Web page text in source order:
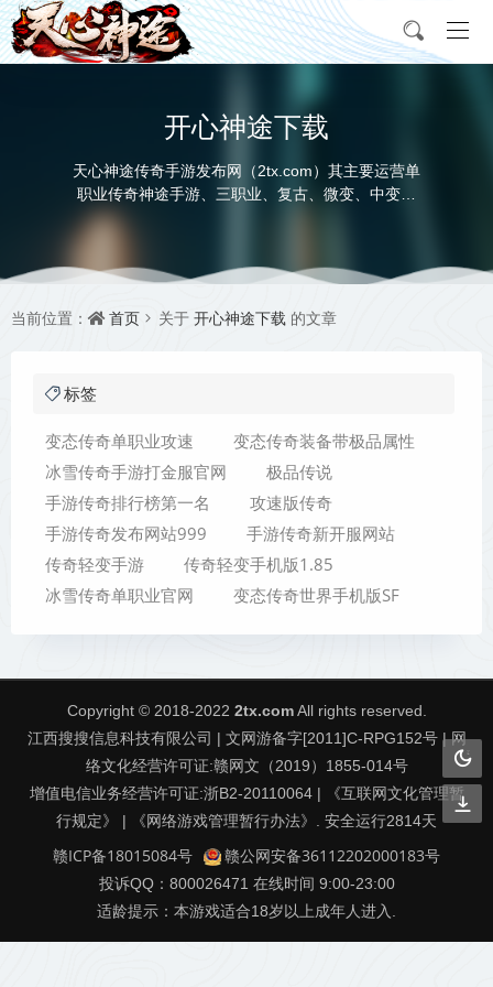
开心神途下载
天心神途传奇手游发布网（2tx.com）其主要运营单
职业传奇神途手游、三职业、复古、微变、中变、
超变、合击、迷失等多种版本，充分满足玩家对不
家都能找到自己喜欢的神途传奇手游版本。
当前位置： 首页 关于 开心神途下载 的文章
标签
变态传奇单职业攻速
变态传奇装备带极品属性
冰雪传奇手游打金服官网
极品传说
手游传奇排行榜第一名
攻速版传奇
手游传奇发布网站999
手游传奇新开服网站
传奇轻变手游
传奇轻变手机版1.85
冰雪传奇单职业官网
变态传奇世界手机版SF
Copyright © 2018-2022 2tx.comAll rights reserved.
江西搜搜信息科技有限公司 | 文网游备字[2011]C-RPG152号 | 网
络文化经营许可证:赣网文（2019）1855-014号
增值电信业务经营许可证:浙B2-20110064 | 《互联网文化管理暂
行规定》 | 《网络游戏管理暂行办法》. 安全运行2814天
赣ICP备18015084号 赣公网安备36112202000183号
投诉QQ：800026471 在线时间 9:00-23:00
适龄提示：本游戏适合18岁以上成年人进入.